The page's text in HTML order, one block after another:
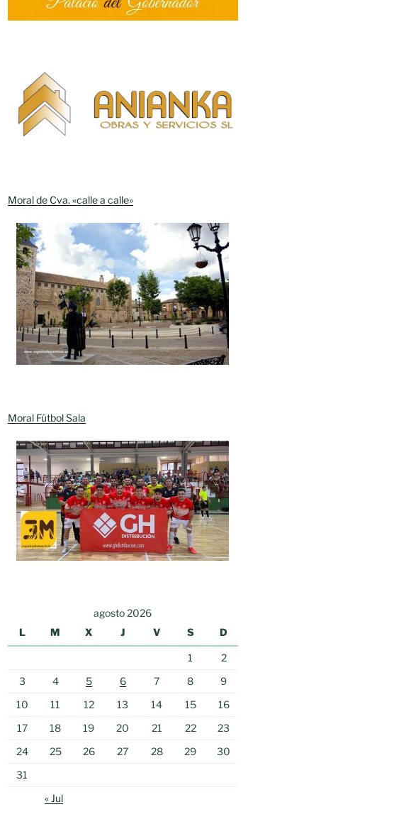
Moral de Cva. «calle a calle»
Moral Fútbol Sala
agosto 2026
L
M X J V S D
1
2
3
4 5 6 7 8
9
10
11 12 13 14 15
16
17
18 19 20 21 22
23
24
25 26 27 28 29
30
31
« Jul